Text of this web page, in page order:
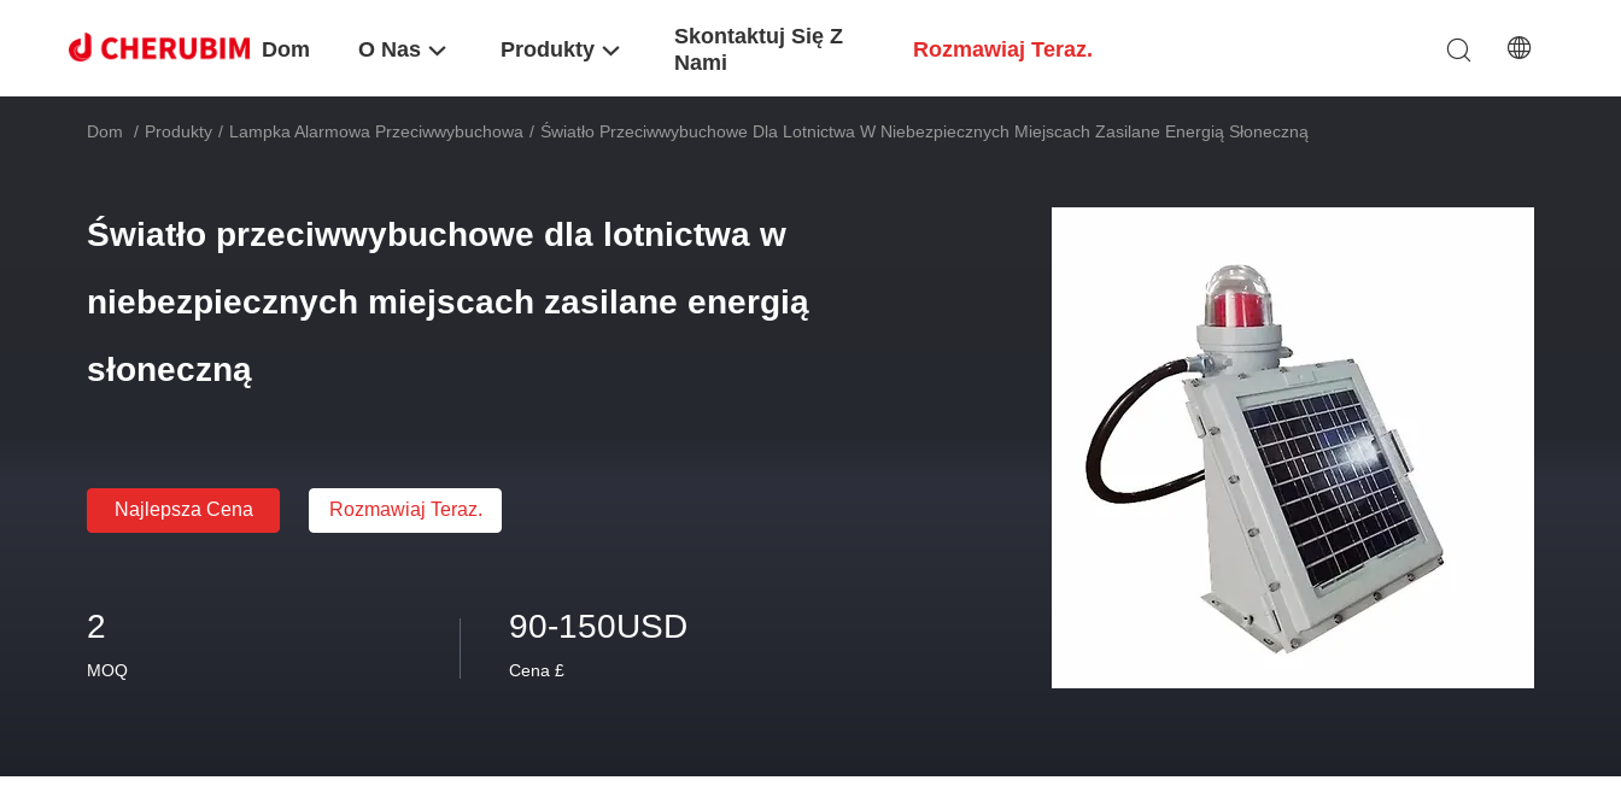
Dom O Nas Produkty
Skontaktuj Się Z
Nami
Rozmawiaj Teraz.
Dom / Produkty / Lampka Alarmowa Przeciwwybuchowa / Światło Przeciwwybuchowe Dla Lotnictwa W Niebezpiecznych Miejscach Zasilane Energią Słoneczną
Światło przeciwwybuchowe dla lotnictwa w
niebezpiecznych miejscach zasilane energią
słoneczną
Najlepsza Cena Rozmawiaj Teraz.
2
MOQ
90-150USD
Cena £